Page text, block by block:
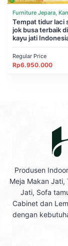
Furniture Jepara,
Tempat Tidur
Tempat tidur laci
jok busa terbaik
kayu jati
Regular Price
Rp6.950.000
Produsen
Meja Makan Jati,
Jati, Sofa
Cabinet dan
dengan